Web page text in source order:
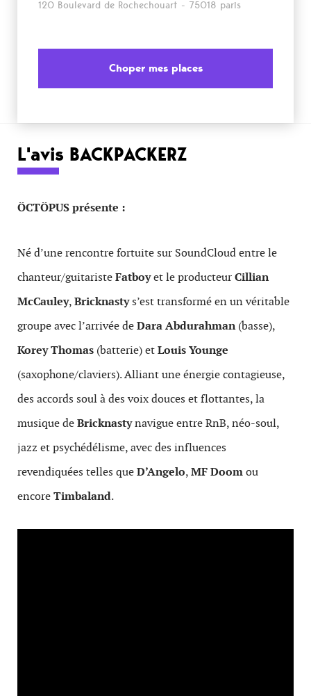
120 Boulevard de Rochechouart - 75018 paris
Choper mes places
L'avis BACKPACKERZ
ÖCTÖPUS présente :
Né d’une rencontre fortuite sur SoundCloud entre le
chanteur/guitaristeFatboyet le producteurCillian
McCauley,Bricknastys’est transformé en un véritable
groupe avec l’arrivée deDara Abdurahman(basse),
Korey Thomas (batterie) etLouis Younge
(saxophone/claviers). Alliant une énergie contagieuse,
des accords soul à des voix douces et flottantes, la
musique deBricknastynavigue entre RnB, néo-soul,
jazz et psychédélisme, avec des influences
revendiquées telles queD’Angelo,MF Doomou
encoreTimbaland.